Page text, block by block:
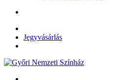
Jegyvásárlás